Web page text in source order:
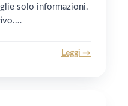
solo informazioni.
Leggi →